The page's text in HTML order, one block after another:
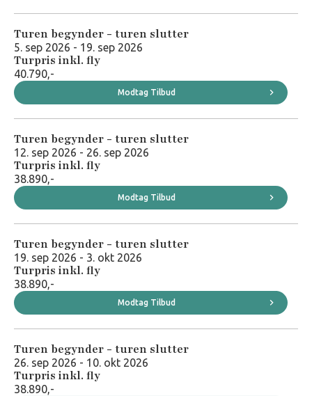
Turen begynder - turen slutter
5. sep 2026 - 19. sep 2026
Turpris inkl. fly
40.790,-
Modtag Tilbud
Turen begynder - turen slutter
12. sep 2026 - 26. sep 2026
Turpris inkl. fly
38.890,-
Modtag Tilbud
Turen begynder - turen slutter
19. sep 2026 - 3. okt 2026
Turpris inkl. fly
38.890,-
Modtag Tilbud
Turen begynder - turen slutter
26. sep 2026 - 10. okt 2026
Turpris inkl. fly
38.890,-